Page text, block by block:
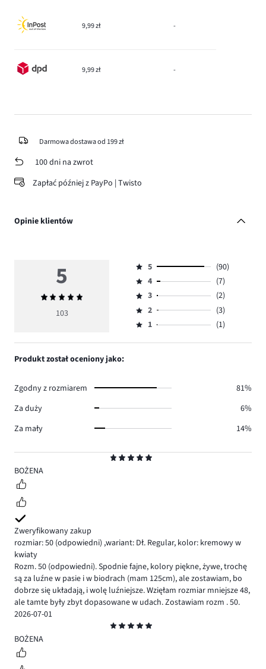
9,99 zł -
9,99 zł -
Darmowa dostawa od 199 zł
100 dni na zwrot
Zapłać później z PayPo | Twisto
Opinie klientów
5
BOŻENA
Zweryfikowany zakup
rozmiar: 50 (odpowiedni) ,wariant: Dł. Regular, kolor: kremowy w
kwiaty
Rozm. 50 (odpowiedni). Spodnie fajne, kolory piękne, żywe, trochę
są za luźne w pasie i w biodrach (mam 125cm), ale zostawiam, bo
dobrze się układają, i wolę luźniejsze. Wzięłam rozmiar mniejsze 48,
ale tamte były zbyt dopasowane w udach. Zostawiam rozm . 50.
2026-07-01
5
BOŻENA
5
Średnia
ocena
103
Ocena
5,
ilość
głosów
90.
5
(90)
Ocena
4,
ilość
głosów
4
(7)
Ocena
3,
ilość
3
(2)
Ocena
2,
2
(3)
Ocena
1,
1 (1)
Produkt został oceniony jako:
Zgodny z rozmiarem
81%
Za duży
6%
Za mały
14%